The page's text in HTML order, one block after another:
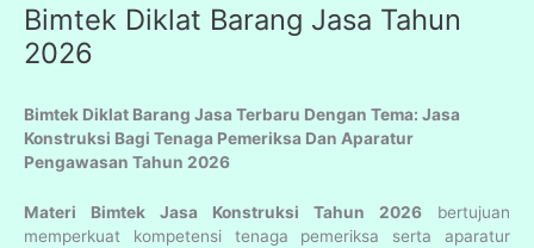
Bimtek Diklat Barang Jasa Tahun
2026
Bimtek Diklat Barang Jasa Terbaru Dengan Tema: Jasa
Konstruksi Bagi Tenaga Pemeriksa Dan Aparatur
Pengawasan Tahun 2026
Materi Bimtek Jasa Konstruksi Tahun 2026 bertujuan
memperkuat kompetensi tenaga pemeriksa serta aparatur